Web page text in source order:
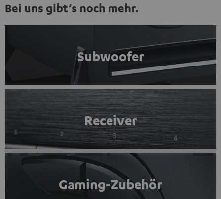
Bei uns gibt’s noch mehr.
Subwoofer
Receiver
Gaming-Zubehör